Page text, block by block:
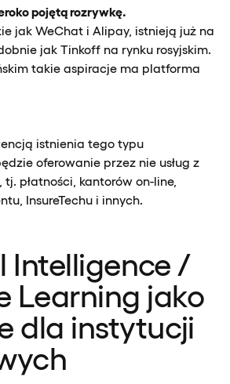
pojętą rozrywkę.
jak WeChat i Alipay, istnieją już na
jak Tinkoff na rynku rosyjskim.
takie aspiracje ma platforma
istnienia tego typu
oferowanie przez nie usług z
płatności, kantorów on-line,
InsureTechu i innych.
Intelligence /
Learning jako
dla instytucji